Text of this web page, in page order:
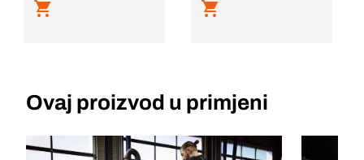
Ovaj proizvod u primjeni